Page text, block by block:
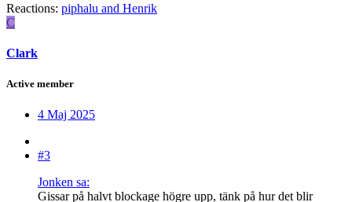
Reactions: piphalu and Henrik
C
Clark
Active member
4 Maj 2025
#3
Jonken sa:
Gissar på halvt blockage högre upp, tänk på hur det blir